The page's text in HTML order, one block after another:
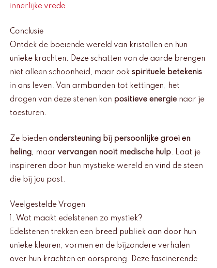
innerlijke vrede.
Conclusie
Ontdek de boeiende wereld van kristallen en hun
unieke krachten. Deze schatten van de aarde brengen
niet alleen schoonheid, maar ook spirituele betekenis
in ons leven. Van armbanden tot kettingen, het
dragen van deze stenen kan positieve energie naar je
toesturen.
Ze bieden ondersteuning bij persoonlijke groei en
heling, maar vervangen nooit medische hulp. Laat je
inspireren door hun mystieke wereld en vind de steen
die bij jou past.
Veelgestelde Vragen
1. Wat maakt edelstenen zo mystiek?
Edelstenen trekken een breed publiek aan door hun
unieke kleuren, vormen en de bijzondere verhalen
over hun krachten en oorsprong. Deze fascinerende